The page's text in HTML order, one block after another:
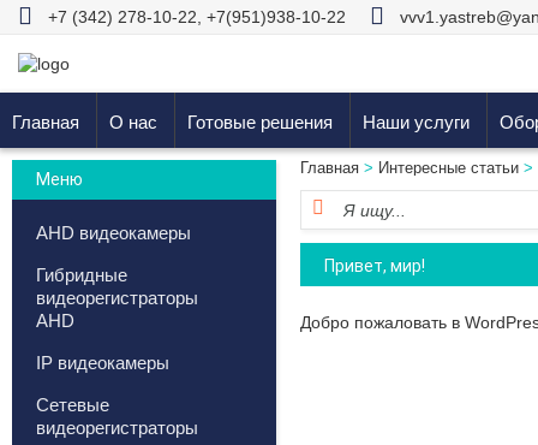
+7 (342) 278-10-22 +7(951)938-10-22
Главная О нас Готовые решения Наши услуги
Меню
AHD видеокамеры
Гибридные
видеорегистраторы
AHD
IP видеокамеры
Сетевые
видеорегистраторы
Главная > Интересные статьи >
Привет, мир!
Добро пожаловать в